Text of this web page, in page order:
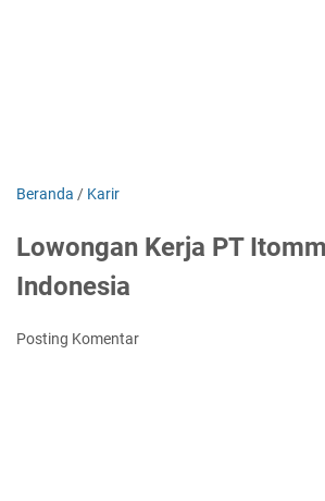
Beranda / Karir
Lowongan Kerja PT
Indonesia
Posting Komentar